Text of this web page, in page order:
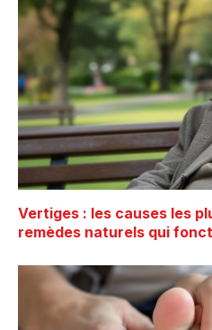
Vertiges : les causes les
remèdes naturels qui